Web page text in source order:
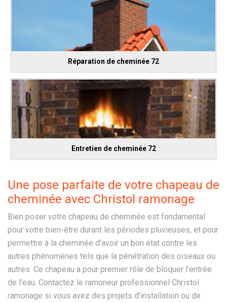
Réparation de cheminée 72
Entretien de cheminée 72
Une pose parfaite de votre chapeau de
cheminée avec Christol ramonage
Bien poser votre chapeau de cheminée est fondamental
pour votre bien-être durant les périodes pluvieuses, et pour
permettre à la cheminée d’avoir un bon état contre les
autres phénomènes tels que la pénétration des oiseaux ou
autres. Ce chapeau a pour premier rôle de bloquer l’entrée
de l’eau. Contactez le ramoneur professionnel Christol
ramonage si vous avez des projets d’installation ou de